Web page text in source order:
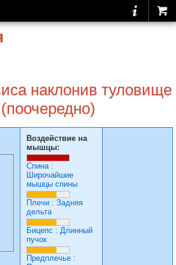
наклонив туловище
Воздействие на
мышцы:
Спина:
Широчайшие
мышцы спины
Плечи : Задняя
дельта
Бицепс : Длинный
пучок
Предплечье :